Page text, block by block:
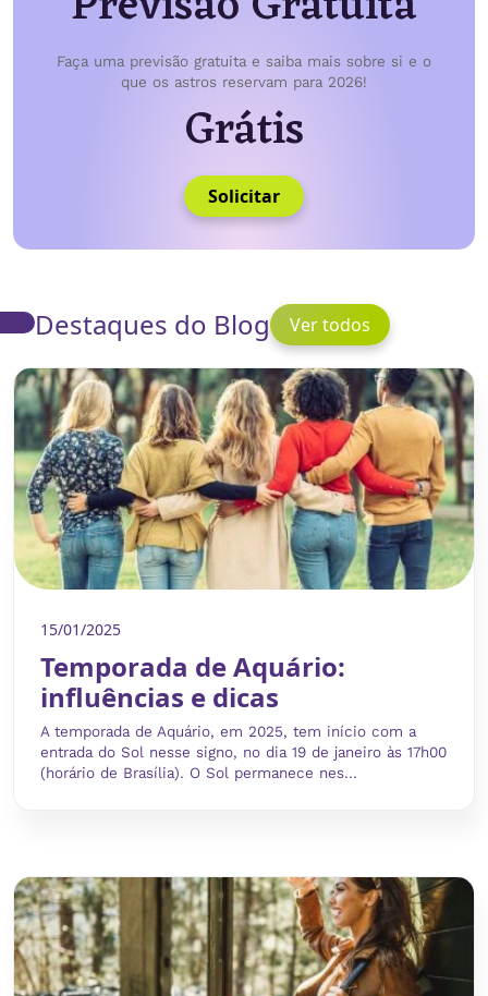
Faça uma previsão gratuita e saiba mais sobre si e o
que os astros reservam para 2026!
Grátis
Solicitar
Destaques do Blog Ver todos
15/01/2025
Temporada de Aquário:
influências e dicas
A temporada de Aquário, em 2025, tem início com a
entrada do Sol nesse signo, no dia 19 de janeiro às 17h00
(horário de Brasília). O Sol permanece nes...